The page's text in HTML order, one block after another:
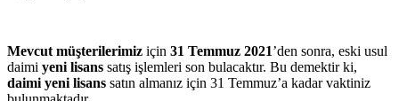
Mevcut müşterilerimiz için 31 Temmuz 2021’den sonra, eski usul
daimi yeni lisans satış işlemleri son bulacaktır. Bu demektir ki,
daimi yeni lisans satın almanız için 31 Temmuz’a kadar vaktiniz